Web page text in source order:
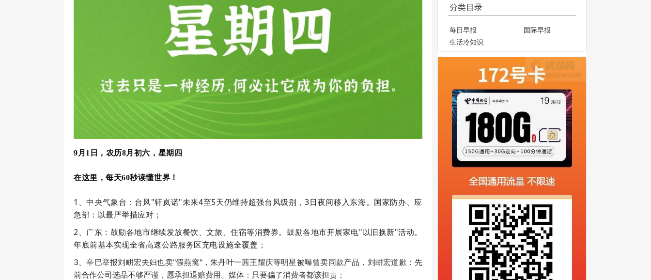
9月1日，农历8月初六，星期四
在这里，每天60秒读懂世界！
1、中央气象台：台风"轩岚诺"未来4至5天仍维持超强台风级别，3日夜间移入东海。国家防办、应
急部：以最严举措应对；
2、广东：鼓励各地市继续发放餐饮、文旅、住宿等消费券。鼓励各地市开展家电"以旧换新"活动。
年底前基本实现全省高速公路服务区充电设施全覆盖；
3、辛巴举报刘畊宏夫妇也卖"假燕窝"，朱丹叶一茜王耀庆等明星被曝曾卖同款产品， 刘畊宏道歉：先
前合作公司选品不够严谨，愿承担退赔费用。 媒体：只要骗了消费者都该担责；
分类目录
每日早报
国际早报
生活冷知识